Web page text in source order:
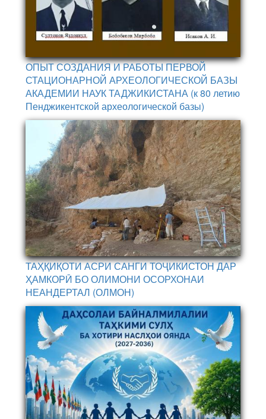
ОПЫТ СОЗДАНИЯ И РАБОТЫ ПЕРВОЙ
СТАЦИОНАРНОЙ АРХЕОЛОГИЧЕСКОЙ БАЗЫ
АКАДЕМИИ НАУК ТАДЖИКИСТАНА (к 80 летию
Пенджикентской археологической базы)
ТАҲҚИҚОТИ АСРИ САНГИ ТОҶИКИСТОН ДАР
ҲАМКОРӢ БО ОЛИМОНИ ОСОРХОНАИ
НЕАНДЕРТАЛ (ОЛМОН)